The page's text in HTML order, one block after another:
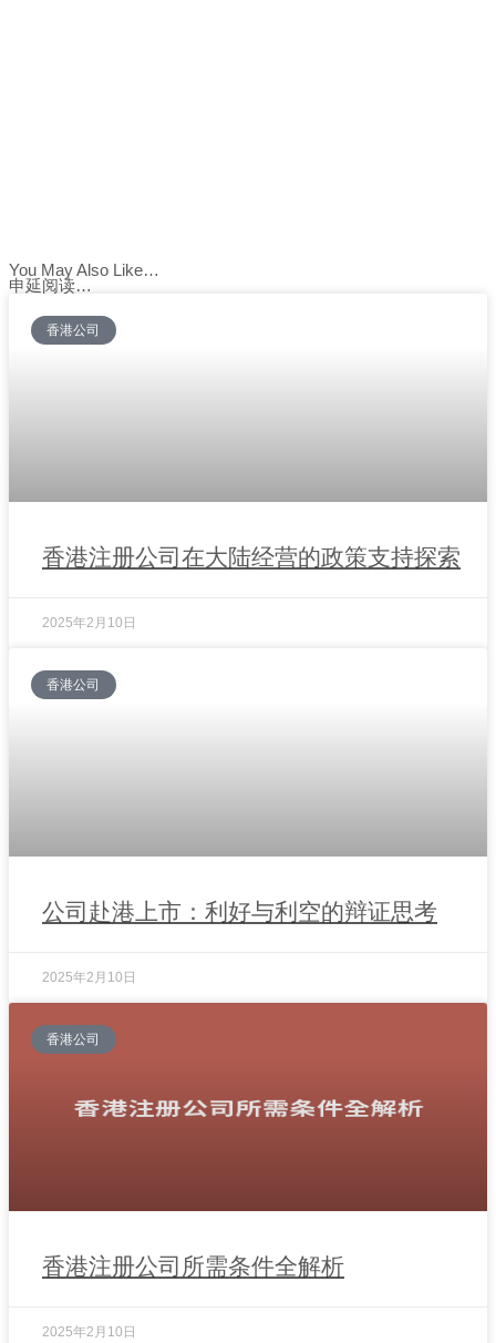
You May Also Like…
申延阅读…
香港公司
香港注册公司在大陆经营的政策支持探索
2025年2月10日
香港公司
公司赴港上市：利好与利空的辩证思考
2025年2月10日
香港公司
香港注册公司所需条件全解析
2025年2月10日